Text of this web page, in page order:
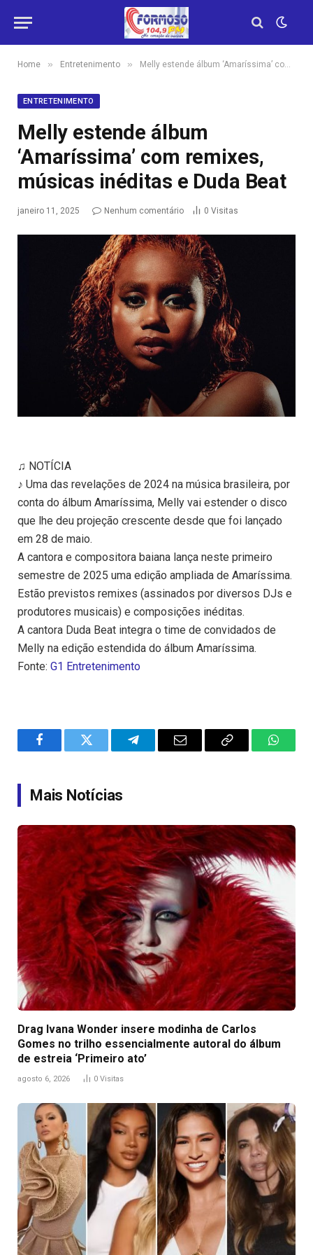
Home » Entretenimento » Melly estende álbum ‘Amaríssima’ com remixes, músicas inéditas e Duda Beat
ENTRETENIMENTO
Melly estende álbum
‘Amaríssima’ com remixes,
músicas inéditas e Duda Beat
janeiro 11, 2025 Nenhum comentário 0 Visitas
♫ NOTÍCIA
♪ Uma das revelações de 2024 na música brasileira, por
conta do álbum Amaríssima, Melly vai estender o disco
que lhe deu projeção crescente desde que foi lançado
em 28 de maio.
A cantora e compositora baiana lança neste primeiro
semestre de 2025 uma edição ampliada de Amaríssima.
Estão previstos remixes (assinados por diversos DJs e
produtores musicais) e composições inéditas.
A cantora Duda Beat integra o time de convidados de
Melly na edição estendida do álbum Amaríssima.
Fonte: G1 Entretenimento
FacebookTwitter TelegramEmail
Copy
Mais Notícias
Drag Ivana Wonder insere modinha de Carlos
Gomes no trilho essencialmente autoral do álbum
de estreia ‘Primeiro ato’
agosto 6, 2026 0 Visitas